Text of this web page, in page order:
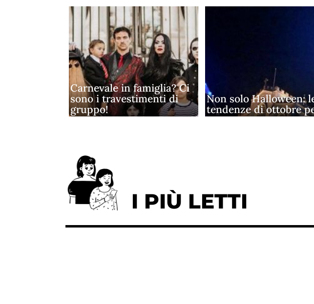
Carnevale in famiglia? Ci
sono i travestimenti di
gruppo!
Non solo Halloween:
tendenze di ottobre
I PIÙ LETTI